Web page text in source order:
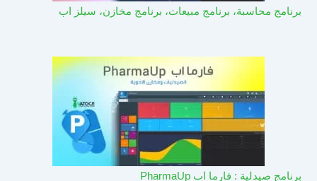
برنامج محاسبة، برنامج مبيعات، برنامج مخازن، سيلز اب
برنامج صيدلية : فارما اب PharmaUp​